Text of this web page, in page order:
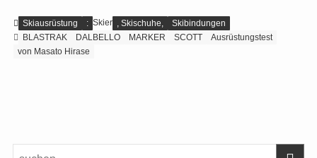
Skiausrüstung : Skier , Skischuhe,
Skibindungen
BLASTRAK
DALBELLO MARKER SCOTT
Ausrüstungstest
von Masato Hirase